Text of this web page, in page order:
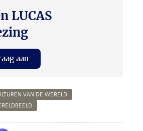
LUCAS
aan
VAN DE WERELD